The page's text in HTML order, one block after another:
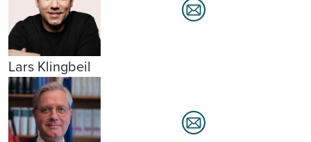
Lars Klingbeil